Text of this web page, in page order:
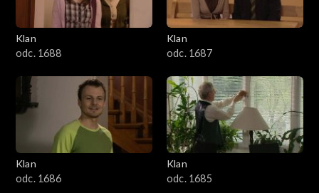
2401–2500
2301–2400
2201–2300
2101–2200
2001–2100
1901–2000
Klan
odc. 1688
Klan
odc. 1687
Klan
odc. 1686
Klan
odc. 1685